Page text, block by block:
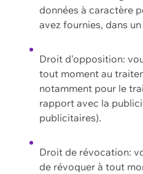
données à caractère
avez fournies, dans
Droit d'opposition:
tout moment au
notamment pour le
rapport avec la
publicitaires).
Droit de révocation:
de révoquer à tout